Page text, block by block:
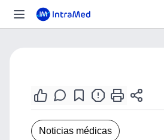
Noticias médicas